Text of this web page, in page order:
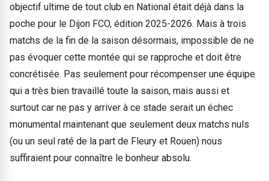
objectif ultime de tout club en National était déjà dans la
poche pour le Dijon FCO, édition 2025-2026. Mais à trois
matchs de la fin de la saison désormais, impossible de ne
pas évoquer cette montée qui se rapproche et doit être
concrétisée. Pas seulement pour récompenser une équipe
qui a très bien travaillé toute la saison, mais aussi et
surtout car ne pas y arriver à ce stade serait un échec
monumental maintenant que seulement deux matchs nuls
(ou un seul raté de la part de Fleury et Rouen) nous
suffiraient pour connaître le bonheur absolu.